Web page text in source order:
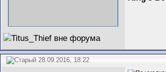
28.09.2016, 18:22